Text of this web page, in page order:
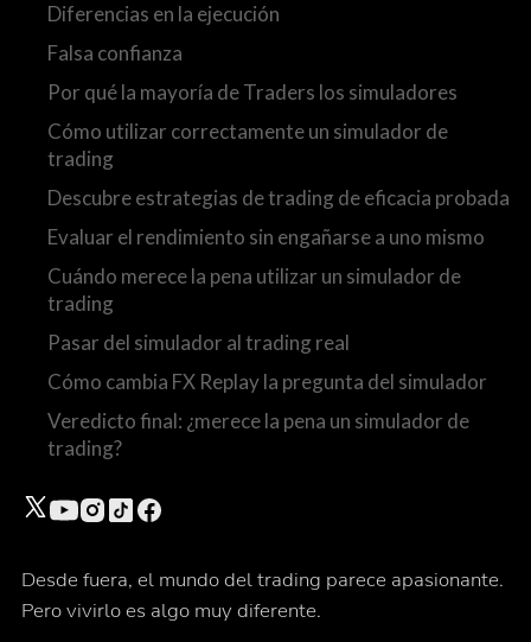
Desde fuera, el mundo del trading parece apasionante.
Pero vivirlo es algo muy diferente.
Diferencias en la ejecución
Falsa confianza
Por qué la mayoría de Traders los simuladores
Cómo utilizar correctamente un simulador de
trading
Descubre estrategias de trading de eficacia probada
Evaluar el rendimiento sin engañarse a uno mismo
Cuándo merece la pena utilizar un simulador de
trading
Pasar del simulador al trading real
Cómo cambia FX Replay la pregunta del simulador
Veredicto final: ¿merece la pena un simulador de
trading?